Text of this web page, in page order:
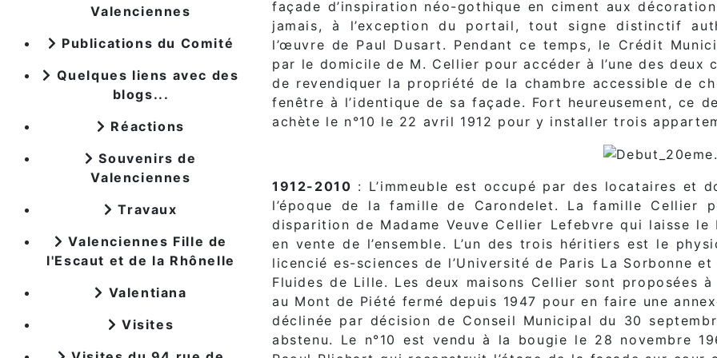
Valenciennes
Publications du Comité
Quelques liens avec des
blogs...
Réactions
Souvenirs de
Valenciennes
Travaux
Valenciennes Fille de
l'Escaut et de la Rhônelle
Valentiana
Visites
façade d’inspiration néo-gothique en ciment aux
jamais, à l’exception du portail, tout signe distinctif
l’œuvre de Paul Dusart. Pendant ce temps, le Crédit
par le domicile de M. Cellier pour accéder à l’une des deux
de revendiquer la propriété de la chambre accessible de
fenêtre à l’identique de sa façade. Fort heureusement, ce
achète le n°10 le 22 avril 1912 pour y installer trois
1912-2010 : L’immeuble est occupé par des locataires et
l’époque de la famille de Carondelet. La famille Cellier
disparition de Madame Veuve Cellier Lefebvre qui laisse
en vente de l’ensemble. L’un des trois héritiers est le
licencié es-sciences de l’Université de Paris La Sorbonne
Fluides de Lille. Les deux maisons Cellier sont proposées
au Mont de Piété fermé depuis 1947 pour en faire une
déclinée par décision de Conseil Municipal du 30
abstenu. Le n°10 est vendu à la bougie le 28 novembre